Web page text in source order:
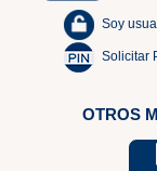
Soy
Solicitar
OTROS